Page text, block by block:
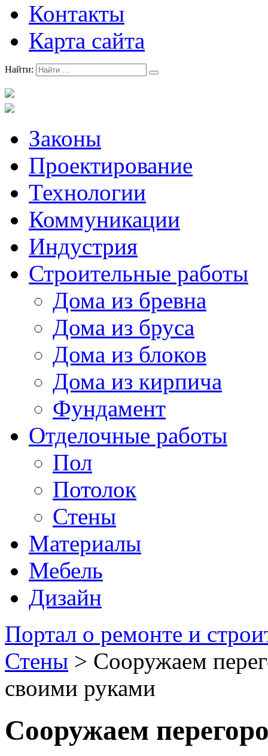
Контакты
Карта сайта
Найти:
Законы
Проектирование
Технологии
Коммуникации
Индустрия
Строительные работы
Дома из бревна
Дома из бруса
Дома из блоков
Дома из кирпича
Фундамент
Отделочные работы
Пол
Потолок
Стены
Материалы
Мебель
Дизайн
Портал о ремонте и
Стены > Сооружаем
своими руками
Сооружаем